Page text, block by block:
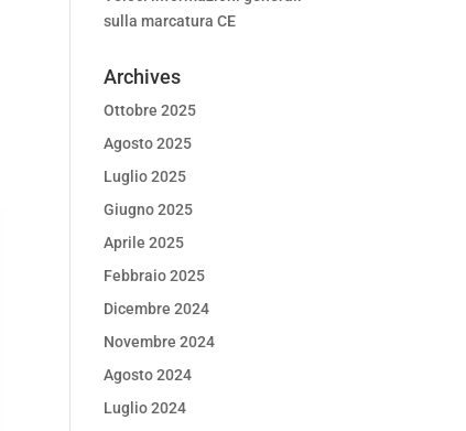
sulla marcatura CE
Archives
Ottobre 2025
Agosto 2025
Luglio 2025
Giugno 2025
Aprile 2025
Febbraio 2025
Dicembre 2024
Novembre 2024
Agosto 2024
Luglio 2024